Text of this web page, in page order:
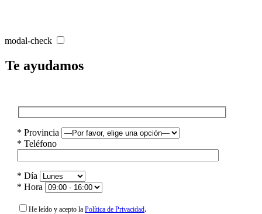
modal-check
Te ayudamos
* Provincia
* Teléfono
* Día
* Hora
He leído y acepto la Política de Privacidad.